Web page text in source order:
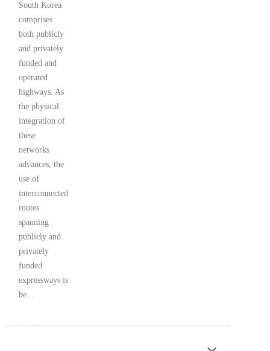
South Korea
comprises
both publicly
and privately
funded and
operated
highways. As
the physical
integration of
these
networks
advances, the
use of
interconnected
routes
spanning
publicly and
privately
funded
expressways is
be...